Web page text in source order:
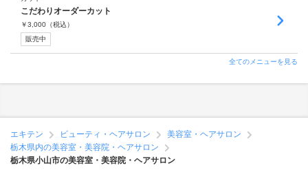
こだわりオーダーカット
￥3,000 （税込）
販売中
全てのメニューを見る
エキテン ビューティ・ヘアサロン
美容室・ヘアサロン
栃木県内の美容室・美容院・ヘアサロン
栃木県小山市の美容室・美容院・ヘアサロン